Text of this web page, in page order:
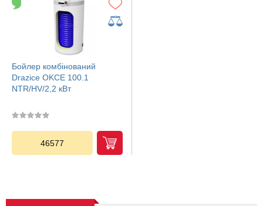
Бойлер комбінований
Drazice OKCE 100.1
NTR/HV/2,2 кВт
46577